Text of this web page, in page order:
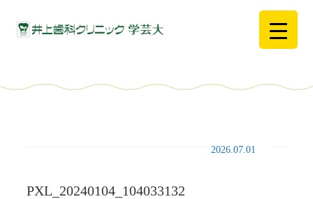
2026.07.01
PXL_20240104_104033132